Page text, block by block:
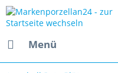
Menü